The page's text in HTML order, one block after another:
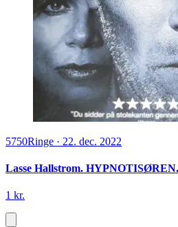
5750Ringe · 22. dec. 2022
Lasse Hallstrom. HYPNOTISØREN.
1 kr.